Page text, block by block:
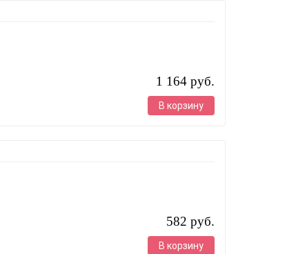
1 164 руб.
В корзину
582 руб.
В корзину